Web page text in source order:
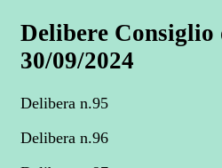
Delibere
30/09/2024
Delibera n.95
Delibera n.96